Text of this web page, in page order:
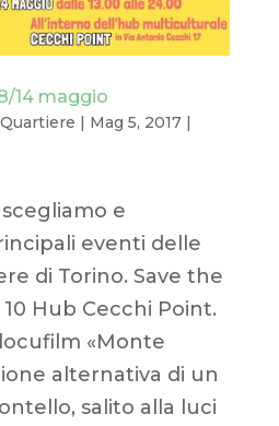
14 maggio
| Mag 5, 2017|
e
eventi delle
di Torino. Save the
Hub Cecchi Point.
«Monte
alternativa di un
salito alla luci